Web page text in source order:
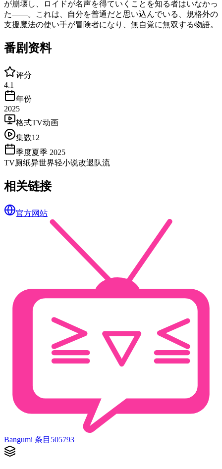
が崩壊し、ロイドが名声を得ていくことを知る者はいなかっ
た――。これは、自分を普通だと思い込んでいる、規格外の
支援魔法の使い手が冒険者になり、無自覚に無双する物語。
番剧资料
评分
4.1
年份
2025
格式TV动画
集数12
季度夏季 2025
TV厕纸异世界轻小说改退队流
相关链接
官方网站
Bangumi 条目 505793